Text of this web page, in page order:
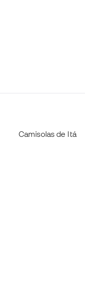
Camisolas de Itália